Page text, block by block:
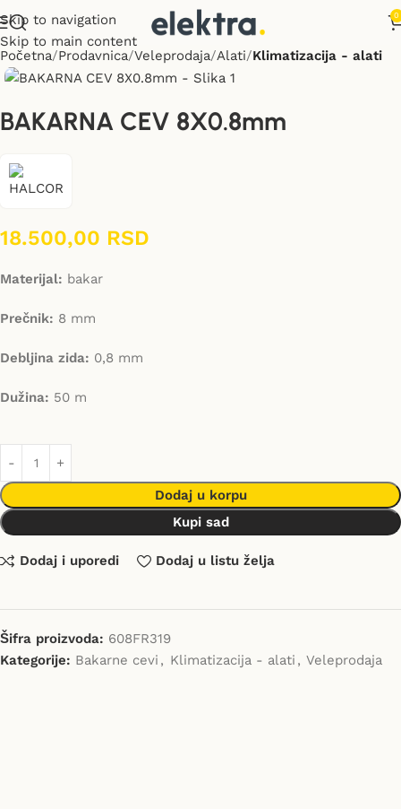
Skip to navigation
Skip to main content
0
Početna Prodavnica Veleprodaja Alati Klimatizacija - alati
BAKARNA CEV 8X0.8mm
18.500,00 RSD
Materijal: bakar
Prečnik: 8 mm
Debljina zida: 0,8 mm
Dužina: 50 m
Dodaj u korpu
Kupi sad
Dodaj i uporedi Dodaj u listu želja
Šifra proizvoda: 608FR319
Kategorije: Bakarne cevi , Klimatizacija - alati , Veleprodaja